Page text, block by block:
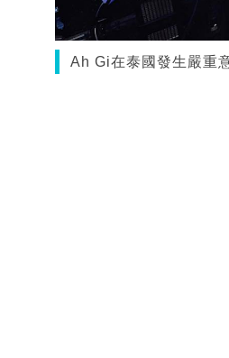
Ah Gi在泰國發生嚴重